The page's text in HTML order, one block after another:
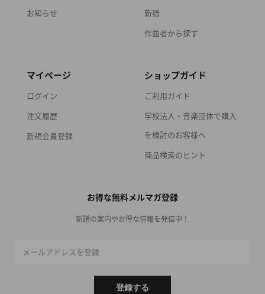
お知らせ
新譜
作曲者から探す
マイページ
ログイン
注文履歴
新規会員登録
ショップガイド
ご利用ガイド
学校法人・音楽団体で購入
を検討のお客様へ
商品検索のヒント
お得な無料メルマガ登録
新譜の案内やお得な情報を発信中！
メールアドレスを登録
登録する